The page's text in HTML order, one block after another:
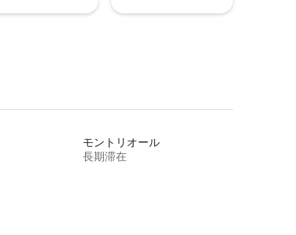
モントリオール
長期滞在